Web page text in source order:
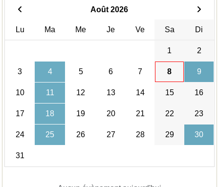
Août 2026
Lu Ma Me Je Ve Sa Di
1 2
3 4 5 6 7 8 9
10 11 12 13 14 15 16
17 18 19 20 21 22 23
24 25 26 27 28 29 30
31